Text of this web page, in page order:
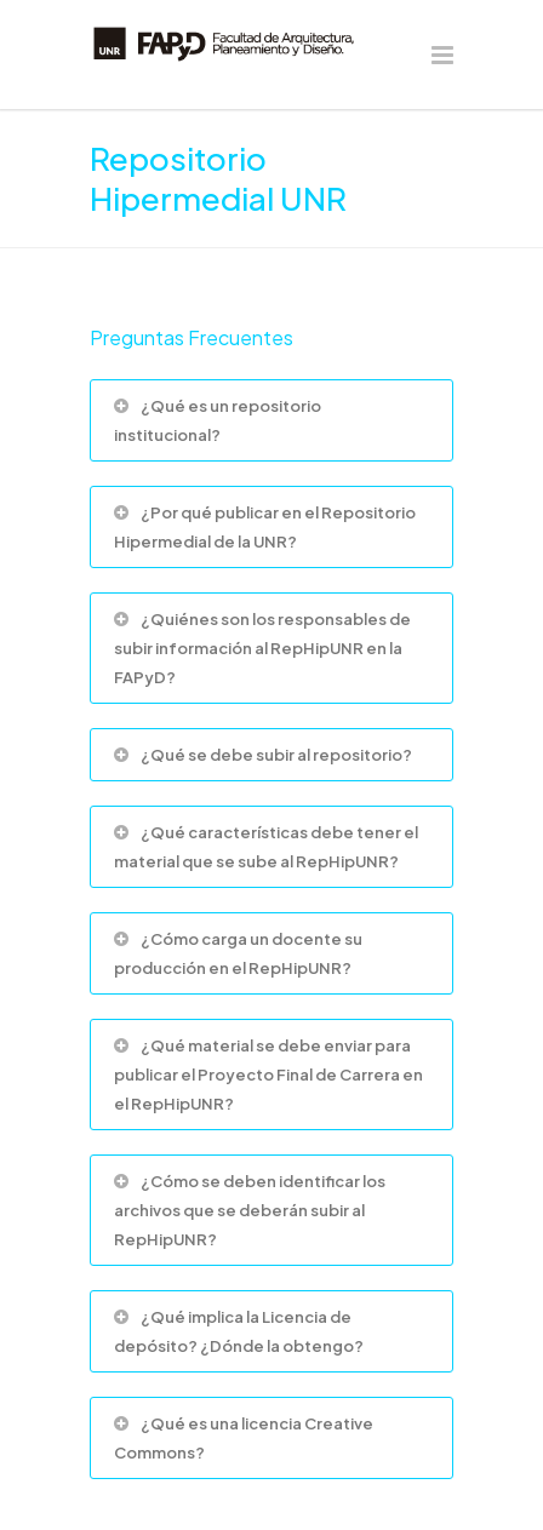
Repositorio
Hipermedial UNR
Preguntas Frecuentes
¿Qué es un repositorio
institucional?
¿Por qué publicar en el Repositorio
Hipermedial de la UNR?
¿Quiénes son los responsables de
subir información al RepHipUNR en la
FAPyD?
¿Qué se debe subir al repositorio?
¿Qué características debe tener el
material que se sube al RepHipUNR?
¿Cómo carga un docente su
producción en el RepHipUNR?
¿Qué material se debe enviar para
publicar el Proyecto Final de Carrera en
el RepHipUNR?
¿Cómo se deben identificar los
archivos que se deberán subir al
RepHipUNR?
¿Qué implica la Licencia de
depósito? ¿Dónde la obtengo?
¿Qué es una licencia Creative
Commons?